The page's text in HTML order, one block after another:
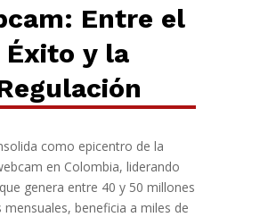
Entre el
Éxito y la
como epicentro de la
en Colombia, liderando
genera entre 40 y 50 millones
mensuales, beneficia a miles de